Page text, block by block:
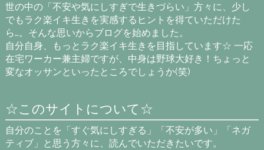
世の中の「不安や気にしすぎで生きづらい」方々に、少し
でもラク楽イキ生きを実感するヒントを得ていただけた
ら…。そんな思いからブログを始めました。
自分自身、もっとラク楽イキ生きを目指しています☆ 一応
在宅ワーカー兼主婦ですが、中身は野球大好き！ちょっと
変なオッサンといったところでしょうか(笑)
☆このサイトについて☆
自分のことを「すぐ気にしすぎる」「不安が多い」「ネガ
ティブ」と思う方々に、読んでいただきたいです。